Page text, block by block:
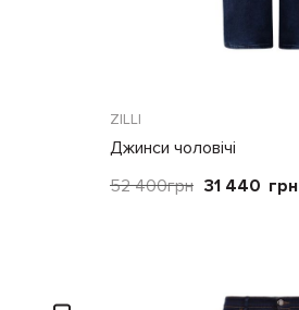
ZILLI
Джинси чоловічі
52 400грн 31 440 грн